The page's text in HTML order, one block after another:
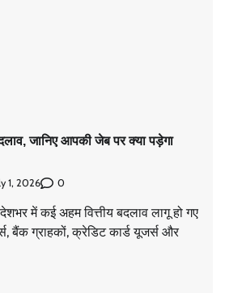
जानिए आपकी जेब पर क्या पड़ेगा
1, 2026 0
में कई अहम वित्तीय बदलाव लागू हो गए
बैंक ग्राहकों, क्रेडिट कार्ड यूजर्स और